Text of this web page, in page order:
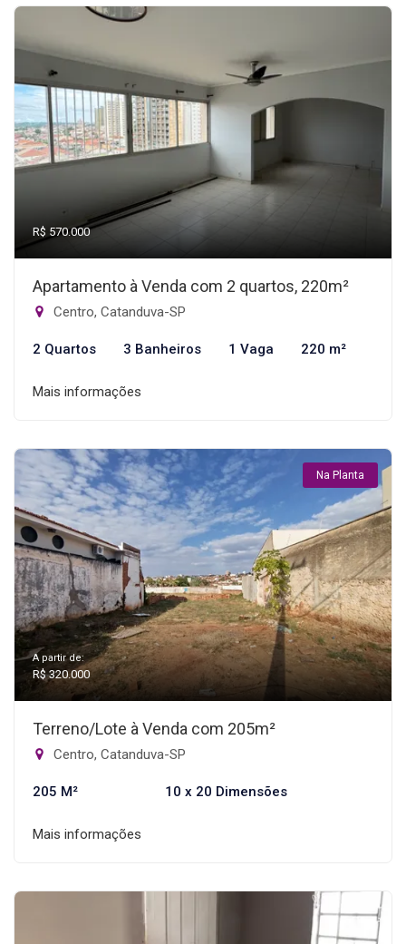
R$ 570.000
Apartamento à Venda com 2 quartos, 220m²
Centro, Catanduva-SP
2 Quartos 3 Banheiros 1 Vaga 220 m²
Mais informações
Na Planta
A partir de:
R$ 320.000
Terreno/Lote à Venda com 205m²
Centro, Catanduva-SP
205 M² 10 x 20 Dimensões
Mais informações